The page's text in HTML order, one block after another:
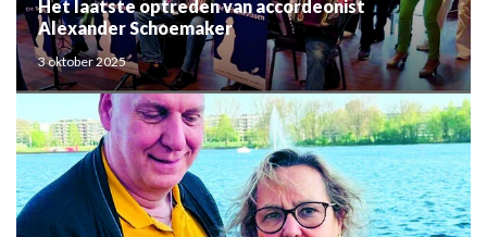
Het laatste optreden van accordeonist
Alexander Schoemaker
3 oktober 2025